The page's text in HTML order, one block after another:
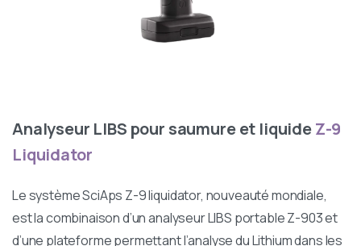
Analyseur LIBS pour saumure et liquideZ-9
Liquidator
Le système SciAps Z-9 liquidator, nouveauté mondiale,
est la combinaison d’un analyseur LIBS portable Z-903 et
d’une plateforme permettant l’analyse du Lithium dans les